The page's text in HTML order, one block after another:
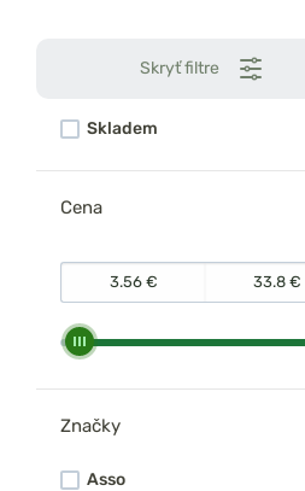
Skryť filtre
Skladem
Cena
Značky
Asso